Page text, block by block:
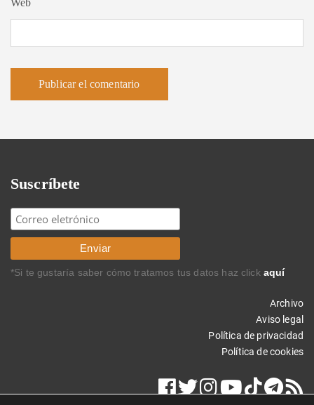
Web
Suscríbete
*Si te gustaría saber cómo tratamos tus datos haz click aquí
Archivo
Aviso legal
Política de privacidad
Política de cookies